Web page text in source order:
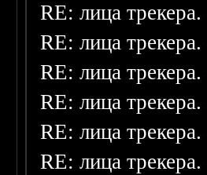
RE: лица трекера.
RE: лица трекера.
RE: лица трекера.
RE: лица трекера.
RE: лица трекера.
RE: лица трекера.